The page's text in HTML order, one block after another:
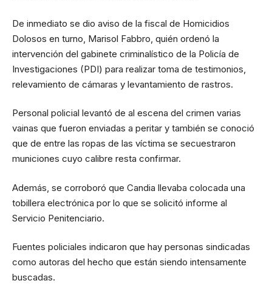
De inmediato se dio aviso de la fiscal de Homicidios
Dolosos en turno, Marisol Fabbro, quién ordenó la
intervención del gabinete criminalístico de la Policía de
Investigaciones (PDI) para realizar toma de testimonios,
relevamiento de cámaras y levantamiento de rastros.
Personal policial levantó de al escena del crimen varias
vainas que fueron enviadas a peritar y también se conoció
que de entre las ropas de las víctima se secuestraron
municiones cuyo calibre resta confirmar.
Además, se corroboró que Candia llevaba colocada una
tobillera electrónica por lo que se solicitó informe al
Servicio Penitenciario.
Fuentes policiales indicaron que hay personas sindicadas
como autoras del hecho que están siendo intensamente
buscadas.